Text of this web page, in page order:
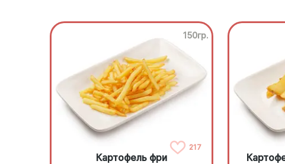
150гр.
217
Картофель фри